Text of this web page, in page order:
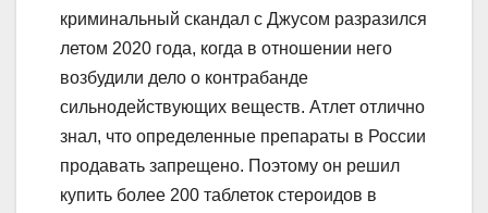
криминальный скандал с Джусом разразился
летом 2020 года, когда в отношении него
возбудили дело о контрабанде
сильнодействующих веществ. Атлет отлично
знал, что определенные препараты в России
продавать запрещено. Поэтому он решил
купить более 200 таблеток стероидов в